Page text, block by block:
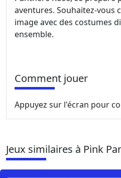
aventures. Souhaitez-vous
image avec des costumes
ensemble.
Comment jouer
Appuyez sur l'écran pour
Jeux similaires à Pink